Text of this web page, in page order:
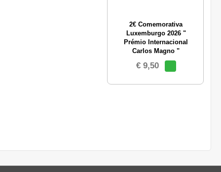
2€ Comemorativa
Luxemburgo 2026 "
Prémio Internacional
Carlos Magno "
€ 9,50